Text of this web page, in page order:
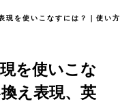
現を使いこなすには？｜使い
を使いこな
え表現、英